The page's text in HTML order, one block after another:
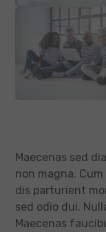
Maecenas sed
non magna.
dis parturient
sed odio dui.
Maecenas